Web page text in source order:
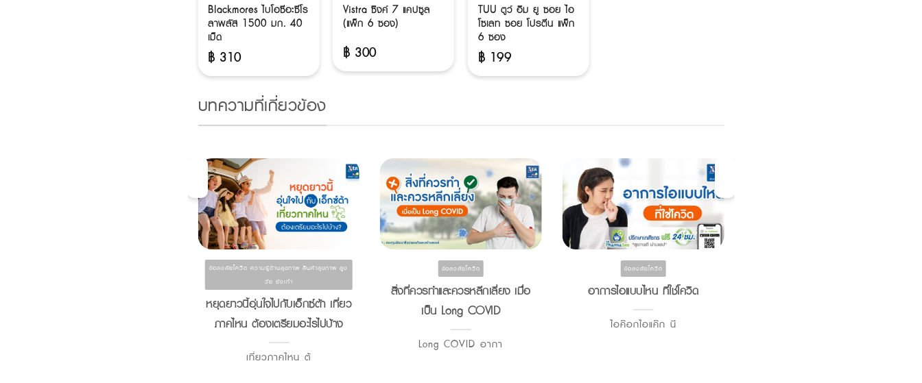
Blackmores ไบโอซีอะซีโร
ลาพลัส 1500 มก. 40
เม็ด
฿ 310
Vistra ซิงค์ 7 แคปซูล
(แพ็ก 6 ซอง)
฿ 300
TUU ตูว์ อิม ยู ซอย ไอ
โซเลท ซอย โปรตีน แพ็ก
6 ซอง
฿ 199
บทความที่เกี่ยวข้อง
ข้อสงสัยโควิด ความรู้ด้านสุขภาพ สินค้าสุขภาพ สูง
วัย ยังเก๋า
หยุดยาวนี้อุ่นใจไปกับเอ็กซ์ต้า เที่ยว
ภาคไหน ต้องเตรียมอะไรไปบ้าง
เที่ยวภาคไหน ต้
ข้อสงสัยโควิด
สิ่งที่ควรทำและควรหลีกเลี่ยง เมื่อ
เป็น Long COVID
Long COVID อากา
ข้อสงสัยโควิด
อาการไอแบบไหน ที่ใช่โควิด
ไอค๊อกไอแค๊ก นี